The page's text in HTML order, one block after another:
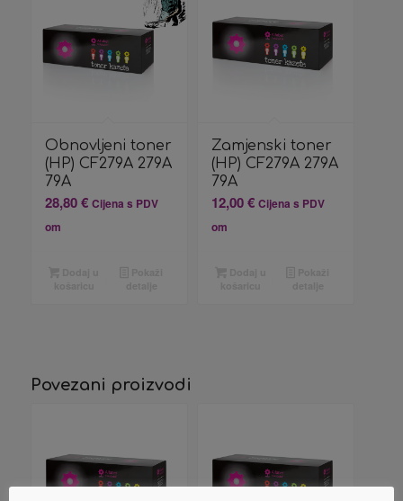
Obnovljeni toner
(HP) CF279A 279A
79A
28,80€ Cijena s PDV
om
Zamjenski toner
(HP) CF279A 279A
79A
12,00€ Cijena s PDV
om
Povezani proizvodi